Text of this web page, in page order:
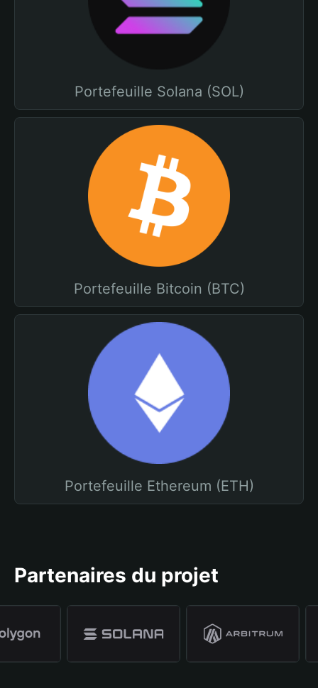
Portefeuille Solana (SOL)
Portefeuille Bitcoin (BTC)
Portefeuille Ethereum (ETH)
Partenaires du projet